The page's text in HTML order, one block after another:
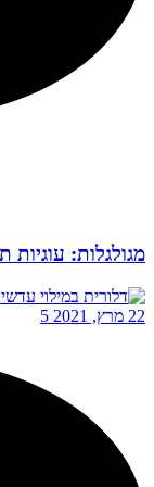
מגולגלות:
22 מרץ, 2021 5